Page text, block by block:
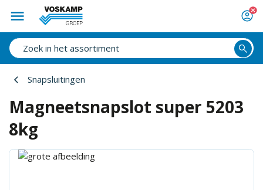
Snapsluitingen
Magneetsnapslot super 5203
8kg